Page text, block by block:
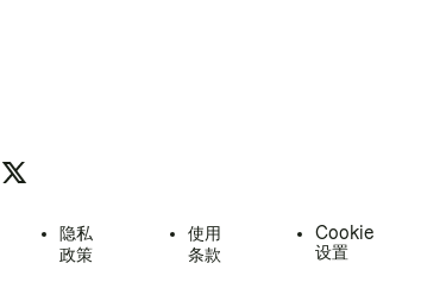
隐私
政策
使用
条款
Cookie
设置